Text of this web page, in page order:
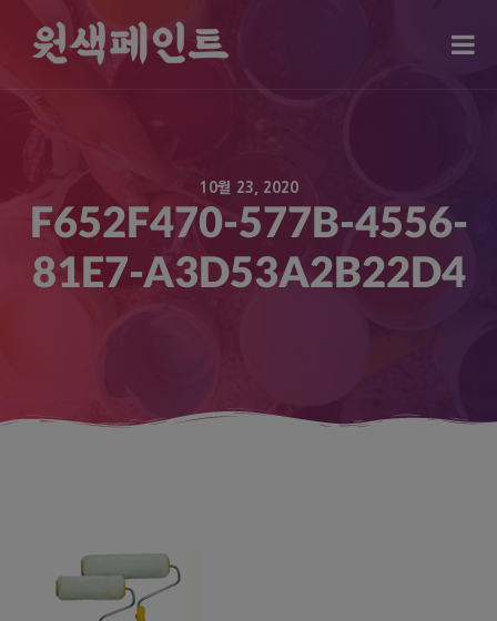
10월 23, 2020
F652F470-577B-4556-
81E7-A3D53A2B22D4